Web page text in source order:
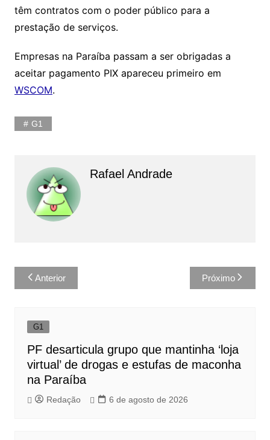
têm contratos com o poder público para a
prestação de serviços.
Empresas na Paraíba passam a ser obrigadas a
aceitar pagamento PIX apareceu primeiro em
WSCOM.
G1
Rafael Andrade
Navegação
de
Anterior Próximo
G1
PF desarticula grupo que mantinha ‘loja
virtual’ de drogas e estufas de maconha
na Paraíba
Redação 6 de agosto de 2026